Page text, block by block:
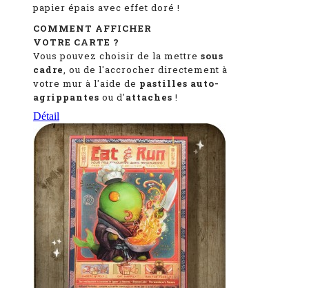
papier épais avec effet doré !
COMMENT AFFICHER
VOTRE CARTE ?
Vous pouvez choisir de la mettre sous
cadre, ou de l'accrocher directement à
votre mur à l'aide de pastilles auto-
agrippantes ou d'attaches !
Détail